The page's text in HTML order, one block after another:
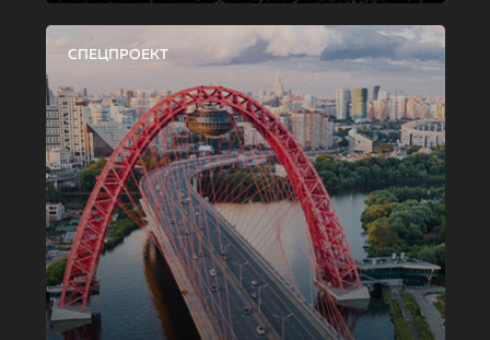
СПЕЦПРОЕКТ